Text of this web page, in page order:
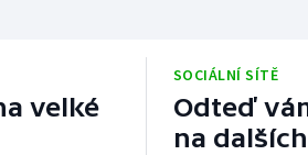
velké
SOCIÁLNÍ SÍTĚ
Odteď
na